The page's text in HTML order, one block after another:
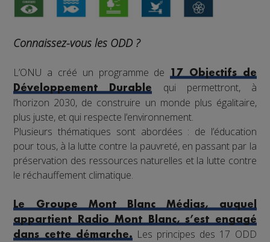
Connaissez-vous les ODD ?
L’ONU a créé un programme de17 Objectifs de
Développement Durable
qui permettront, à
l’horizon 2030, de construire un monde plus égalitaire,
plus juste, et qui respecte l’environnement.
Plusieurs thématiques sont abordées : de l’éducation
pour tous, à la lutte contre la pauvreté, en passant par la
préservation des ressources naturelles et la lutte contre
le réchauffement climatique.
Le Groupe Mont Blanc Médias, auquel
appartient Radio Mont Blanc, s’est engagé
dans cette démarche.Les principes des 17 ODD